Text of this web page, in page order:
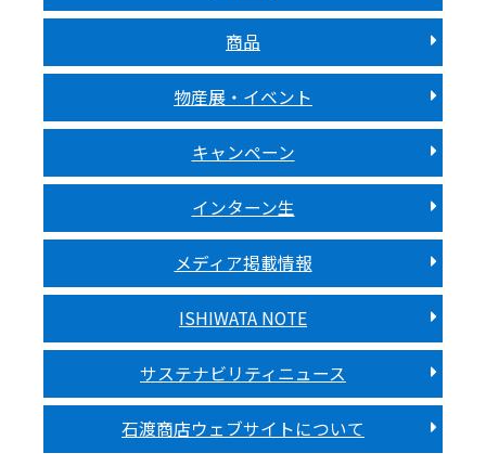
商品
物産展・イベント
キャンペーン
インターン生
メディア掲載情報
ISHIWATA NOTE
サステナビリティニュース
石渡商店ウェブサイトについて